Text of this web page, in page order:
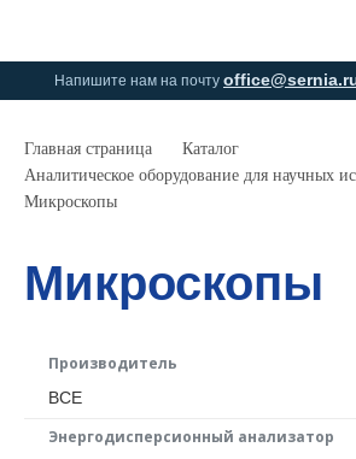
Напишите нам на почту
Главная страница
Каталог
Аналитическое оборудование для научных
Микроскопы
Микроскопы
Производитель
ВСЕ
Энергодисперсионный анализатор